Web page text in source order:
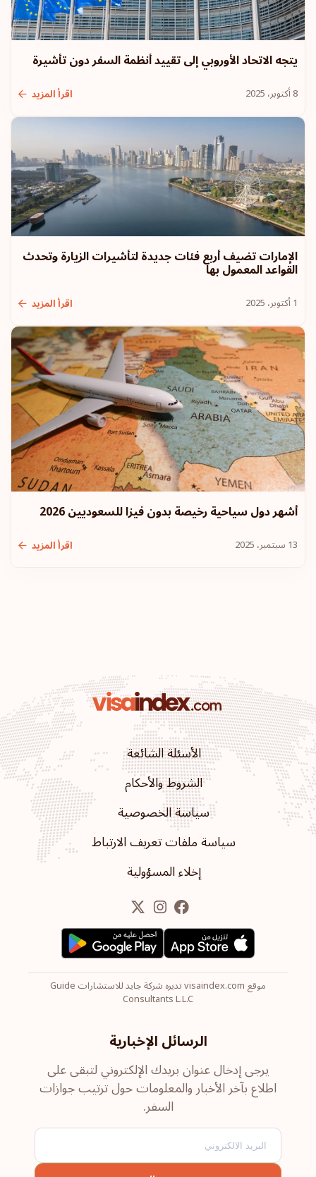
يتجه الاتحاد الأوروبي إلى تقييد أنظمة السفر دون تأشيرة
8 أكتوبر، 2025 اقرأ المزيد
الإمارات تضيف أربع فئات جديدة لتأشيرات الزيارة وتحدث
القواعد المعمول بها
1 أكتوبر، 2025 اقرأ المزيد
أشهر دول سياحية رخيصة بدون فيزا للسعوديين 2026
13 سبتمبر، 2025 اقرأ المزيد
الأسئلة الشائعة
الشروط والأحكام
سياسة الخصوصية
سياسة ملفات تعريف الارتباط
إخلاء المسؤولية
موقع visaindex.com تديره شركة جايد للاستشارات Guide
Consultants L.L.C
الرسائل الإخبارية
يرجى إدخال عنوان بريدك الإلكتروني لتبقى على
اطلاع بآخر الأخبار والمعلومات حول ترتيب جوازات
السفر.